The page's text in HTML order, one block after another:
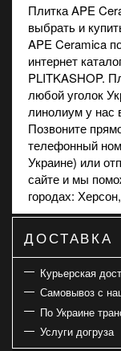
Плитка APE
выбрать и
APE Ceramica
интернет
PLITKASHOP.
любой уголок
линолиуму нас
Позвоните
телефонный
Украине) или
сайте и мы
городах:
ДОСТАВКА
Курьерская
Самовывоз с
По Украине
Услуги догруза